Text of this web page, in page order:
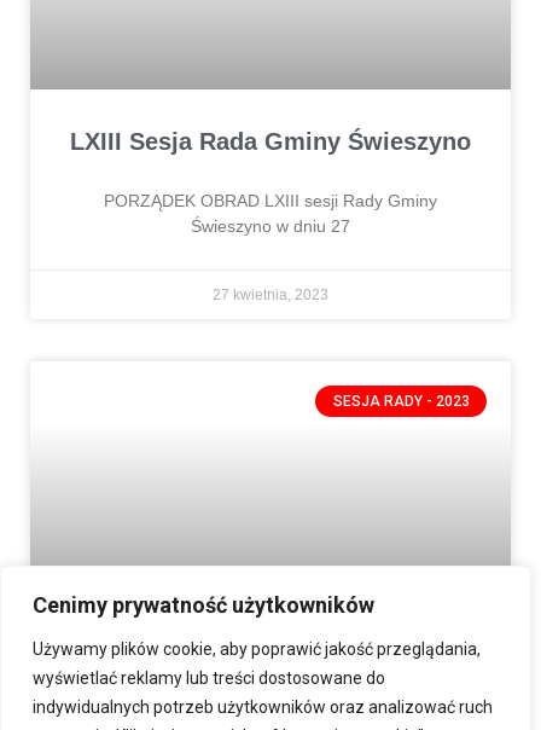
Cenimy prywatność użytkowników
Używamy plików cookie, aby poprawić jakość przeglądania,
wyświetlać reklamy lub treści dostosowane do
indywidualnych potrzeb użytkowników oraz analizować ruch
LXIII Sesja Rada Gminy Świeszyno
PORZĄDEK OBRAD LXIII sesji Rady Gminy
Świeszyno w dniu 27
27 kwietnia, 2023
SESJA RADY - 2023
LXII Sesja Rada Gminy Świeszyno
PORZĄDEK OBRADLXII sesji Rady Gminy